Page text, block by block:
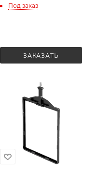
Под заказ
ЗАКАЗАТЬ